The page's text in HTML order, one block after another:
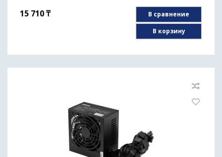
15 710₸
В сравнение
В корзину